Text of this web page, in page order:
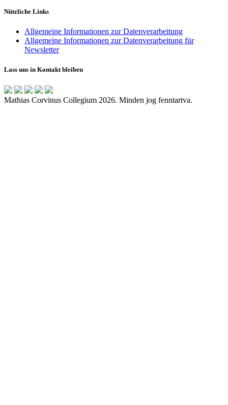
Nützliche Links
Allgemeine Informationen zur Datenverarbeitung
Allgemeine Informationen zur Datenverarbeitung für
Newsletter
Lass uns in Kontakt bleiben
Mathias Corvinus Collegium 2026. Minden jog fenntartva.